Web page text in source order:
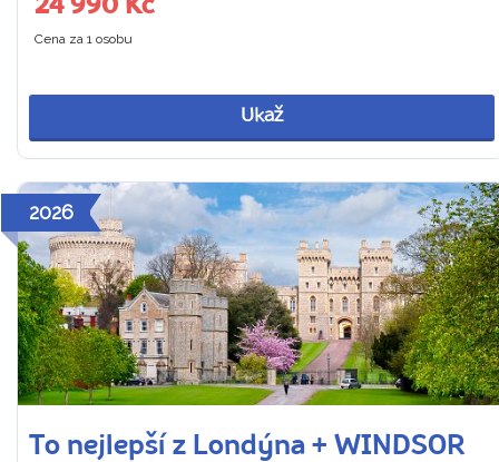
24 990 Kč
Cena za 1 osobu
Ukaž
2026
To nejlepší z Londýna + WINDSOR